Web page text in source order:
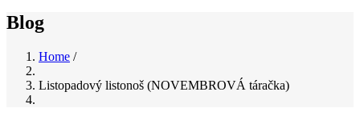
Blog
Breadcrumb
Home /
Listopadový listonoš (NOVEMBROVÁ táračka)